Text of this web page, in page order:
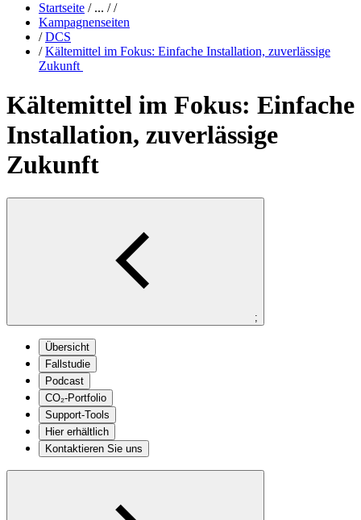
Startseite /... / /
Kampagnenseiten
/ DCS
/ Kältemittel im Fokus: Einfache Installation, zuverlässige
Zukunft
Kältemittel im Fokus: Einfache
Installation, zuverlässige
Zukunft
;
Übersicht
Fallstudie
Podcast
CO₂-Portfolio
Support-Tools
Hier erhältlich
Kontaktieren Sie uns